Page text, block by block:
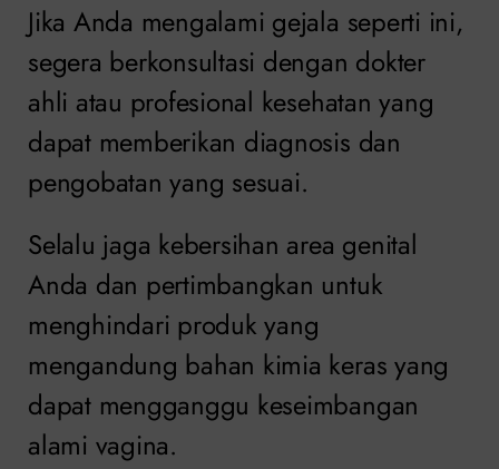
Jika Anda mengalami gejala seperti ini,
segera berkonsultasi dengan dokter
ahli atau profesional kesehatan yang
dapat memberikan diagnosis dan
pengobatan yang sesuai.
Selalu jaga kebersihan area genital
Anda dan pertimbangkan untuk
menghindari produk yang
mengandung bahan kimia keras yang
dapat mengganggu keseimbangan
alami vagina.